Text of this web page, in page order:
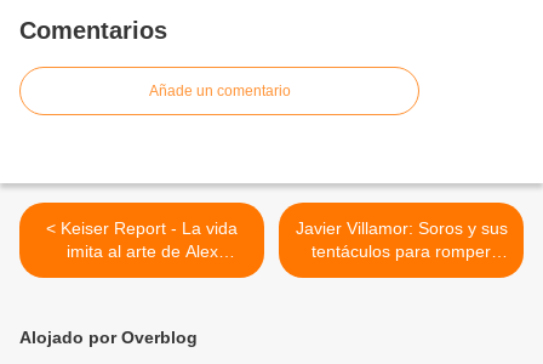
Comentarios
Añade un comentario
< Keiser Report - La vida
imita al arte de Alex
Schaefer
Javier Villamor: Soros y sus
tentáculos para romper
España >
Alojado por Overblog